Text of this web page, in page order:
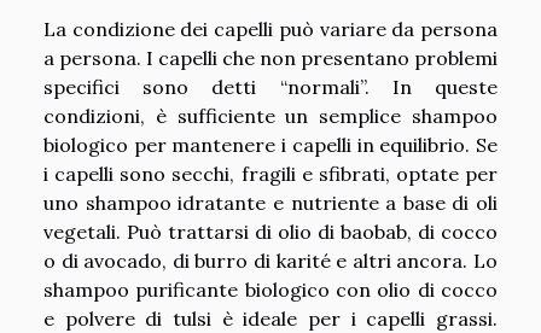
La condizione dei capelli può variare da persona
a persona. I capelli che non presentano problemi
specifici sono detti “normali”. In queste
condizioni, è sufficiente un semplice shampoo
biologico per mantenere i capelli in equilibrio. Se
i capelli sono secchi, fragili e sfibrati, optate per
uno shampoo idratante e nutriente a base di oli
vegetali. Può trattarsi di olio di baobab, di cocco
o di avocado, di burro di karité e altri ancora. Lo
shampoo purificante biologico con olio di cocco
e polvere di tulsi è ideale per i capelli grassi.